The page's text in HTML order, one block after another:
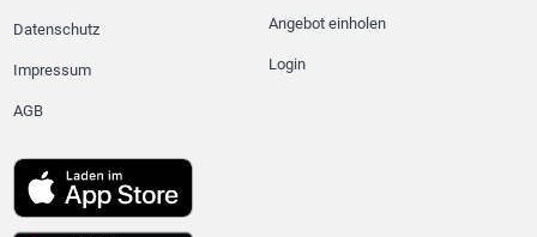
Datenschutz
Impressum
AGB
Angebot einholen
Login